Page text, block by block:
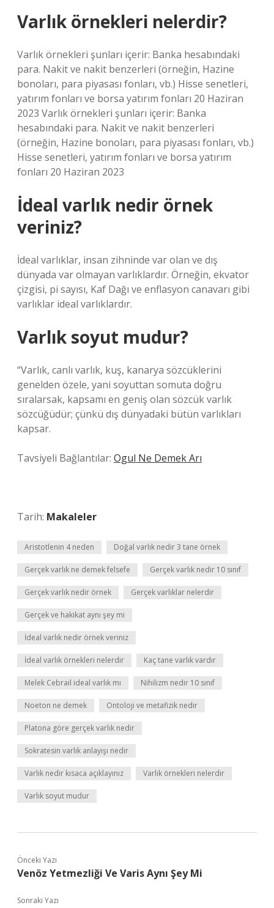
Varlık örnekleri nelerdir?
Varlık örnekleri şunları içerir: Banka hesabındaki
para. Nakit ve nakit benzerleri (örneğin, Hazine
bonoları, para piyasası fonları, vb.) Hisse senetleri,
yatırım fonları ve borsa yatırım fonları 20 Haziran
2023 Varlık örnekleri şunları içerir: Banka
hesabındaki para. Nakit ve nakit benzerleri
(örneğin, Hazine bonoları, para piyasası fonları, vb.)
Hisse senetleri, yatırım fonları ve borsa yatırım
fonları 20 Haziran 2023
İdeal varlık nedir örnek
veriniz?
İdeal varlıklar, insan zihninde var olan ve dış
dünyada var olmayan varlıklardır. Örneğin, ekvator
çizgisi, pi sayısı, Kaf Dağı ve enflasyon canavarı gibi
varlıklar ideal varlıklardır.
Varlık soyut mudur?
“Varlık, canlı varlık, kuş, kanarya sözcüklerini
genelden özele, yani soyuttan somuta doğru
sıralarsak, kapsamı en geniş olan sözcük varlık
sözcüğüdür; çünkü dış dünyadaki bütün varlıkları
kapsar.
Tavsiyeli Bağlantılar: Ogul Ne Demek Arı
Tarih: Makaleler
Aristotlenin 4 neden Doğal varlık nedir 3 tane örnek
Gerçek varlık ne demek felsefe Gerçek varlık nedir 10 sınıf
Gerçek varlık nedir örnek Gerçek varlıklar nelerdir
Gerçek ve hakikat aynı şey mi
İdeal varlık nedir örnek veriniz
İdeal varlık örnekleri nelerdir Kaç tane varlık vardır
Melek Cebrail ideal varlık mı Nihilizm nedir 10 sınıf
Noeton ne demek Ontoloji ve metafizik nedir
Platona göre gerçek varlık nedir
Sokratesin varlık anlayışı nedir
Varlık nedir kısaca açıklayınız Varlık örnekleri nelerdir
Varlık soyut mudur
Önceki Yazı
Venöz Yetmezliği Ve Varis Aynı Şey Mi
Sonraki Yazı